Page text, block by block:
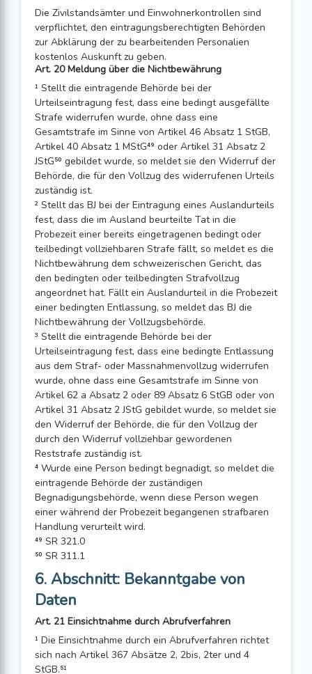
Die Zivilstandsämter und Einwohnerkontrollen sind
verpflichtet, den eintragungs­berechtigten Behörden
zur Abklärung der zu bearbeitenden Personalien
kostenlos Auskunft zu geben.
Art. 20 Meldung über die Nichtbewährung
¹ Stellt die eintragende Behörde bei der
Urteilseintragung fest, dass eine bedingt ausgefällte
Strafe widerrufen wurde, ohne dass eine
Gesamtstrafe im Sinne von Artikel 46 Absatz 1 StGB,
Artikel 40 Absatz 1 MStG⁴⁹ oder Artikel 31 Absatz 2
JStG⁵⁰ gebildet wurde, so meldet sie den Widerruf der
Behörde, die für den Vollzug des widerrufenen Urteils
zuständig ist.
² Stellt das BJ bei der Eintragung eines Auslandurteils
fest, dass die im Ausland beurteilte Tat in die
Probezeit einer bereits eingetragenen bedingt oder
teilbedingt vollziehbaren Strafe fällt, so meldet es die
Nichtbewährung dem schweizerischen Gericht, das
den bedingten oder teilbedingten Strafvollzug
angeordnet hat. Fällt ein Auslandurteil in die Probezeit
einer bedingten Entlassung, so meldet das BJ die
Nichtbewährung der Vollzugsbehörde.
³ Stellt die eintragende Behörde bei der
Urteilseintragung fest, dass eine bedingte Entlassung
aus dem Straf- oder Massnahmenvollzug widerrufen
wurde, ohne dass eine Gesamtstrafe im Sinne von
Artikel 62 a Absatz 2 oder 89 Absatz 6 StGB oder von
Artikel 31 Absatz 2 JStG gebildet wurde, so meldet sie
den Widerruf der Behörde, die für den Vollzug der
durch den Widerruf vollziehbar gewordenen
Reststrafe zuständig ist.
⁴ Wurde eine Person bedingt begnadigt, so meldet die
eintragende Behörde der zuständigen
Begnadigungsbehörde, wenn diese Person wegen
einer während der Probezeit begangenen strafbaren
Handlung verurteilt wird.
⁴⁹ SR 321.0
⁵⁰ SR 311.1
6. Abschnitt: Bekanntgabe von
Daten
Art. 21 Einsichtnahme durch Abrufverfahren
¹ Die Einsichtnahme durch ein Abrufverfahren richtet
sich nach Artikel 367 Absätze 2, 2bis, 2ter und 4
StGB.⁵¹